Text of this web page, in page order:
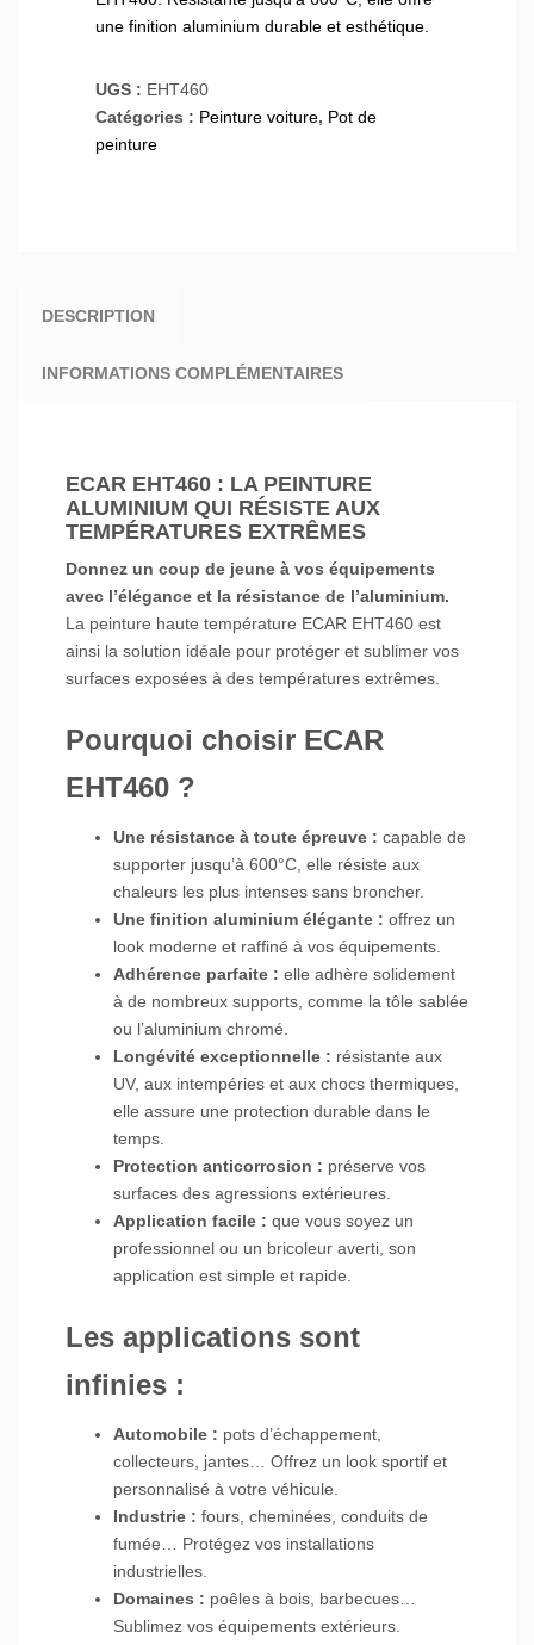
une finition aluminium durable et esthétique.
UGS : EHT460
Catégories : Peinture voiture, Pot de
peinture
DESCRIPTION
INFORMATIONS COMPLÉMENTAIRES
ECAR EHT460 : LA PEINTURE
ALUMINIUM QUI RÉSISTE AUX
TEMPÉRATURES EXTRÊMES
Donnez un coup de jeune à vos équipements
avec l’élégance et la résistance de l’aluminium.
La peinture haute température ECAR EHT460 est
ainsi la solution idéale pour protéger et sublimer vos
surfaces exposées à des températures extrêmes.
Pourquoi choisir ECAR
EHT460 ?
Une résistance à toute épreuve : capable de
supporter jusqu’à 600°C, elle résiste aux
chaleurs les plus intenses sans broncher.
Une finition aluminium élégante : offrez un
look moderne et raffiné à vos équipements.
Adhérence parfaite : elle adhère solidement
à de nombreux supports, comme la tôle sablée
ou l’aluminium chromé.
Longévité exceptionnelle : résistante aux
UV, aux intempéries et aux chocs thermiques,
elle assure une protection durable dans le
temps.
Protection anticorrosion : préserve vos
surfaces des agressions extérieures.
Application facile : que vous soyez un
professionnel ou un bricoleur averti, son
application est simple et rapide.
Les applications sont
infinies :
Automobile : pots d’échappement,
collecteurs, jantes… Offrez un look sportif et
personnalisé à votre véhicule.
Industrie : fours, cheminées, conduits de
fumée… Protégez vos installations
industrielles.
Domaines : poêles à bois, barbecues…
Sublimez vos équipements extérieurs.